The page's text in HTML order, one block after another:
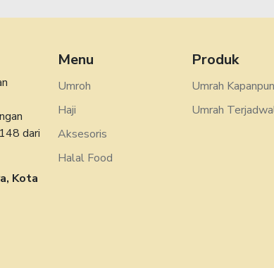
dari
Kota
Menu
Umroh
Haji
Aksesoris
Halal Food
Produk
Umrah Kapanpun
Umrah